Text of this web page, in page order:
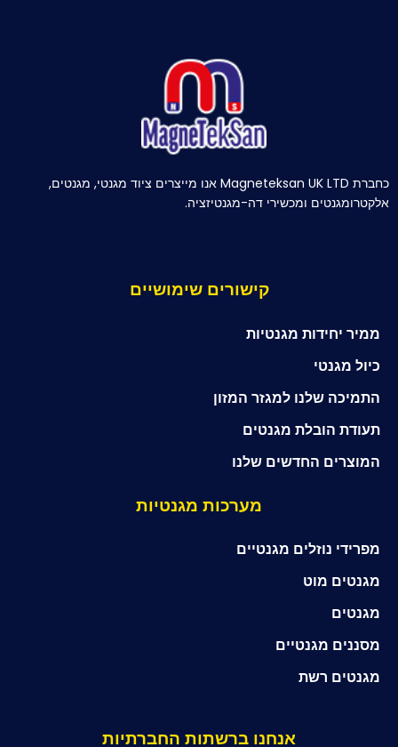
כחברת Magneteksan UK LTD אנו מייצרים ציוד מגנטי, מגנטים,
אלקטרומגנטים ומכשירי דה-מגנטיזציה.
קישורים שימושיים
ממיר יחידות מגנטיות
כיול מגנטי
התמיכה שלנו למגזר המזון
תעודת הובלת מגנטים
המוצרים החדשים שלנו
מערכות מגנטיות
מפרידי נוזלים מגנטיים
מגנטים מוט
מגנטים
מסננים מגנטיים
מגנטים רשת
אנחנו ברשתות החברתיות